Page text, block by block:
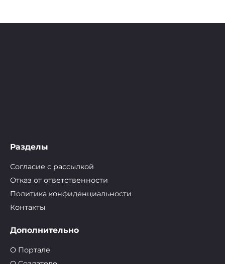
Разделы
Согласие с рассылкой
Отказ от ответственности
Политика конфиденциальности
Контакты
Дополнительно
О Портале